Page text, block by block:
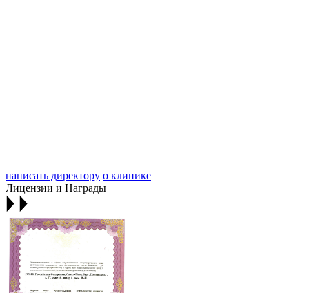
написать директору о клинике
Лицензии и Награды